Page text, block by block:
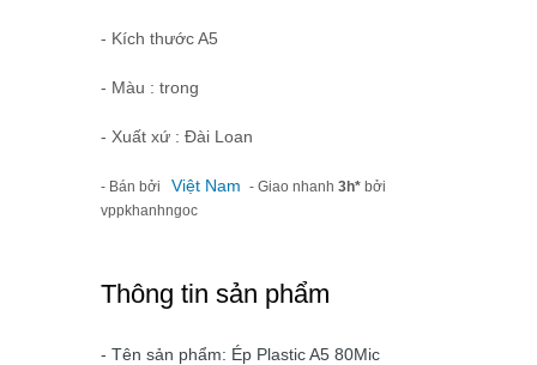
- Kích thước A5
- Màu : trong
- Xuất xứ : Đài Loan
- Bán bởi Việt Nam - Giao nhanh 3h* bởi
vppkhanhngoc
Thông tin sản phẩm
- Tên sản phẩm: Ép Plastic A5 80Mic